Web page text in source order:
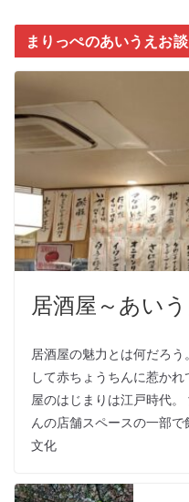
まりっぺのあいうえお談
居酒屋～あい
居酒屋の魅力とは何だろ
して赤ちょうちんに惹か
屋のはじまりは江戸時代
んの店舗スペースの一部
文化